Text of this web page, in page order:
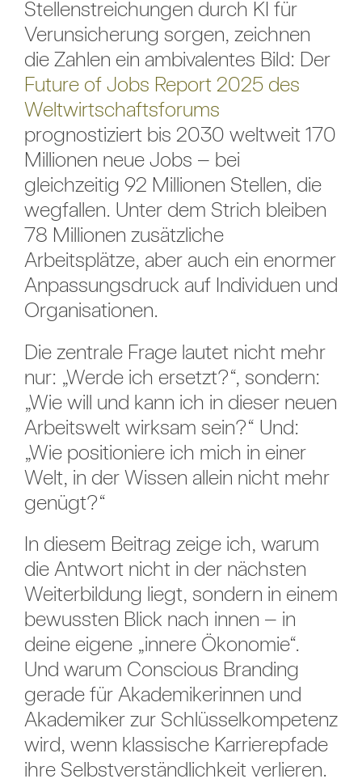
Stellenstreichungen durch KI für
Verunsicherung sorgen, zeichnen
die Zahlen ein ambivalentes Bild: Der
Future of Jobs Report 2025 des
Weltwirtschaftsforums
prognostiziert bis 2030 weltweit 170
Millionen neue Jobs – bei
gleichzeitig 92 Millionen Stellen, die
wegfallen. Unter dem Strich bleiben
78 Millionen zusätzliche
Arbeitsplätze, aber auch ein enormer
Anpassungsdruck auf Individuen und
Organisationen.
Die zentrale Frage lautet nicht mehr
nur: „Werde ich ersetzt?“, sondern:
„Wie will und kann ich in dieser neuen
Arbeitswelt wirksam sein?“ Und:
„Wie positioniere ich mich in einer
Welt, in der Wissen allein nicht mehr
genügt?“
In diesem Beitrag zeige ich, warum
die Antwort nicht in der nächsten
Weiterbildung liegt, sondern in einem
bewussten Blick nach innen – in
deine eigene „innere Ökonomie“.
Und warum Conscious Branding
gerade für Akademikerinnen und
Akademiker zur Schlüsselkompetenz
wird, wenn klassische Karrierepfade
ihre Selbstverständlichkeit verlieren.